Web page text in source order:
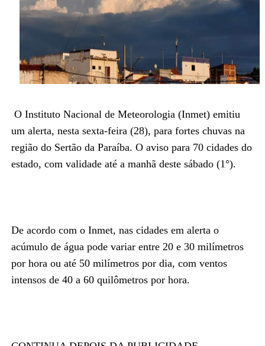
O Instituto Nacional de Meteorologia (Inmet) emitiu
um alerta, nesta sexta-feira (28), para fortes chuvas na
região do Sertão da Paraíba. O aviso para 70 cidades do
estado, com validade até a manhã deste sábado (1°).
De acordo com o Inmet, nas cidades em alerta o
acúmulo de água pode variar entre 20 e 30 milímetros
por hora ou até 50 milímetros por dia, com ventos
intensos de 40 a 60 quilômetros por hora.